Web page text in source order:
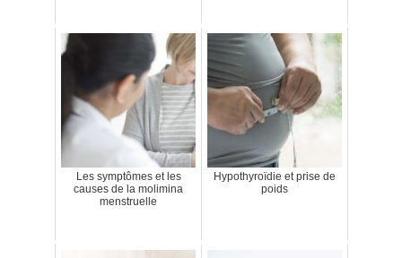
Les symptômes et les
causes de la molimina
menstruelle
Hypothyroïdie et prise de
poids